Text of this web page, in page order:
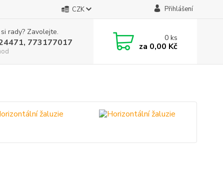
CZK Přihlášení
rady? Zavolejte.
773177017 0ks
za 0,00 Kč